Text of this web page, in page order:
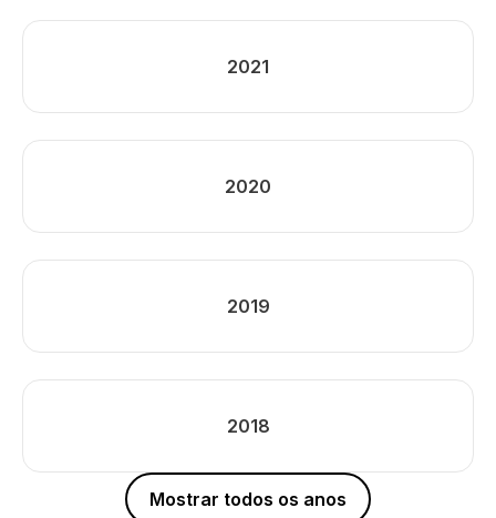
2021
2020
2019
2018
Mostrar todos os anos